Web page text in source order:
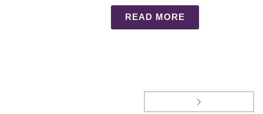
READ MORE